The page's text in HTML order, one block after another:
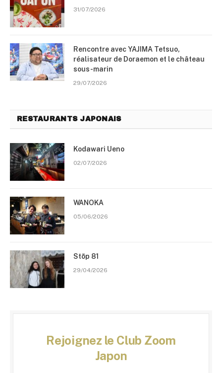
31/07/2026
Rencontre avec YAJIMA Tetsuo,
réalisateur de Doraemon et le château
sous-marin
29/07/2026
RESTAURANTS JAPONAIS
Kodawari Ueno
02/07/2026
WANOKA
05/06/2026
Stōp 81
29/04/2026
Rejoignez le Club Zoom
Japon